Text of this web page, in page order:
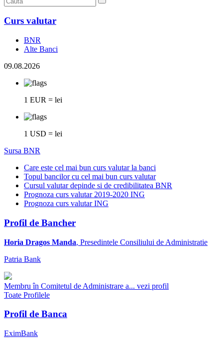
Curs valutar
BNR
Alte Banci
09.08.2026
1 EUR = lei
1 USD = lei
Sursa BNR
Care este cel mai bun curs valutar la banci
Topul bancilor cu cel mai bun curs valutar
Cursul valutar depinde si de credibilitatea BNR
Prognoza curs valutar 2019-2020 ING
Prognoza curs valutar ING
Profil de Bancher
Horia Dragos Manda, Presedintele Consiliului de Administratie
Patria Bank
Membru în Comitetul de Administrare a... vezi profil
Toate Profilele
Profil de Banca
EximBank